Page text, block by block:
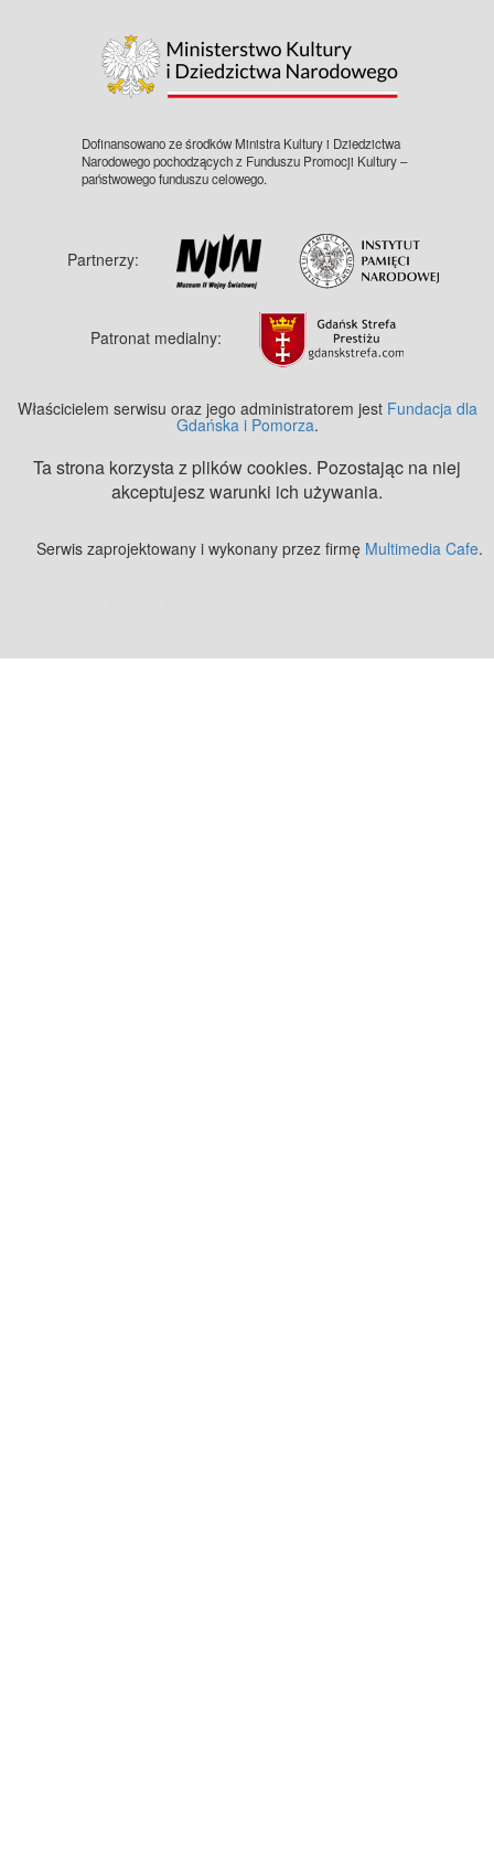
Dofinansowano ze środków Ministra Kultury i Dziedzictwa
Narodowego pochodzących z Funduszu Promocji Kultury –
państwowego funduszu celowego.
Partnerzy:
Patronat medialny:
Właścicielem serwisu oraz jego administratorem jest Fundacja dla
Gdańska i Pomorza.
Ta strona korzysta z plików cookies. Pozostając na niej
akceptujesz warunki ich używania.
Serwis zaprojektowany i wykonany przez firmę Multimedia Cafe.